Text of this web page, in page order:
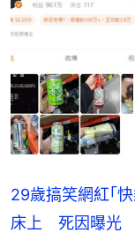
29歲搞笑網紅｢
床上 死因曝光